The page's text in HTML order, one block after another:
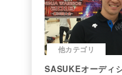
他カテゴリ
SASUKEオーディ